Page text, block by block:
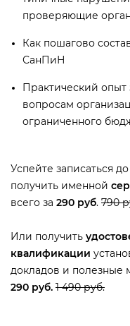
проверяющие
Как пошагово
СанПиН
Практический опыт
опросам
ограниченного
Успейте записаться
получить именной
сего за 290 ру. 790
Или получить
квалификации
докладов и полезные
290 руб. 1 490 руб.